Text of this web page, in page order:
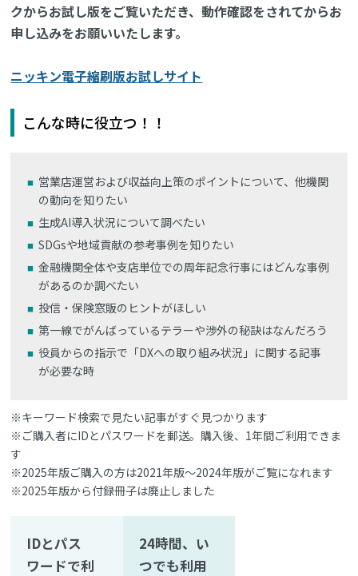
クからお試し版をご覧いただき、動作確認をされてからお
申し込みをお願いいたします。
ニッキン電子縮刷版お試しサイト
こんな時に役立つ！！
営業店運営および収益向上策のポイントについて、他機関
の動向を知りたい
生成AI導入状況について調べたい
SDGsや地域貢献の参考事例を知りたい
金融機関全体や支店単位での周年記念行事にはどんな事例
があるのか調べたい
投信・保険窓販のヒントがほしい
第一線でがんばっているテラーや渉外の秘訣はなんだろう
役員からの指示で「DXへの取り組み状況」に関する記事
が必要な時
※キーワード検索で見たい記事がすぐ見つかります
※ご購入者にIDとパスワードを郵送。購入後、1年間ご利用できま
す
※2025年版ご購入の方は2021年版～2024年版がご覧になれます
※2025年版から付録冊子は廃止しました
IDとパス
ワードで利
24時間、い
つでも利用